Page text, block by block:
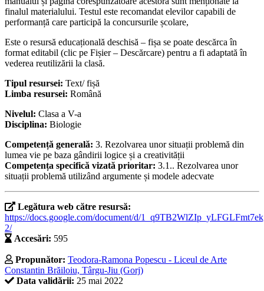
finalul materialului. Testul este recomandat elevilor capabili de
performanță care participă la concursurile școlare,
Este o resursă educațională deschisă – fișa se poate descărca în
format editabil (clic pe Fișier – Descărcare) pentru a fi adaptată în
vederea reutilizării la clasă.
Tipul resursei: Text/ fișă
Limba resursei: Română
Nivelul: Clasa a V-a
Disciplina: Biologie
Competență generală: 3. Rezolvarea unor situații problemă din
lumea vie pe baza gândirii logice și a creativității
Competența specifică vizată prioritar: 3.1.. Rezolvarea unor
situații problemă utilizând argumente și modele adecvate
Legătura web către resursă:
https://docs.google.com/document/d/
2/
Accesări: 595
Propunător: Teodora-Ramona Popescu - Liceul de Arte
Constantin Brăiloiu, Târgu-Jiu (Gorj)
Data validării: 25 mai 2022